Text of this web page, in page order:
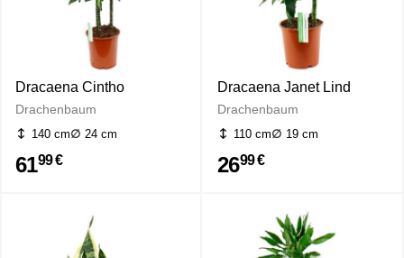
Dracaena Cintho
Drachenbaum
140 cm 24 cm
6199 €
Dracaena Janet Lind
Drachenbaum
110 cm 19 cm
2699 €